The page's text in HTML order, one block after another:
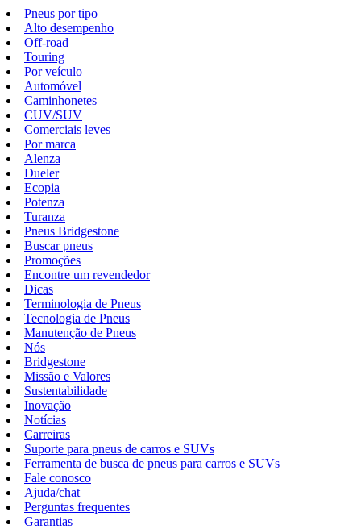
Pneus por tipo
Alto desempenho
Off-road
Touring
Por veículo
Automóvel
Caminhonetes
CUV/SUV
Comerciais leves
Por marca
Alenza
Dueler
Ecopia
Potenza
Turanza
Pneus Bridgestone
Buscar pneus
Promoções
Encontre um revendedor
Dicas
Terminologia de Pneus
Tecnologia de Pneus
Manutenção de Pneus
Nós
Bridgestone
Missão e Valores
Sustentabilidade
Inovação
Notícias
Carreiras
Suporte para pneus de carros e SUVs
Ferramenta de busca de pneus para carros e SUVs
Fale conosco
Ajuda/chat
Perguntas frequentes
Garantias